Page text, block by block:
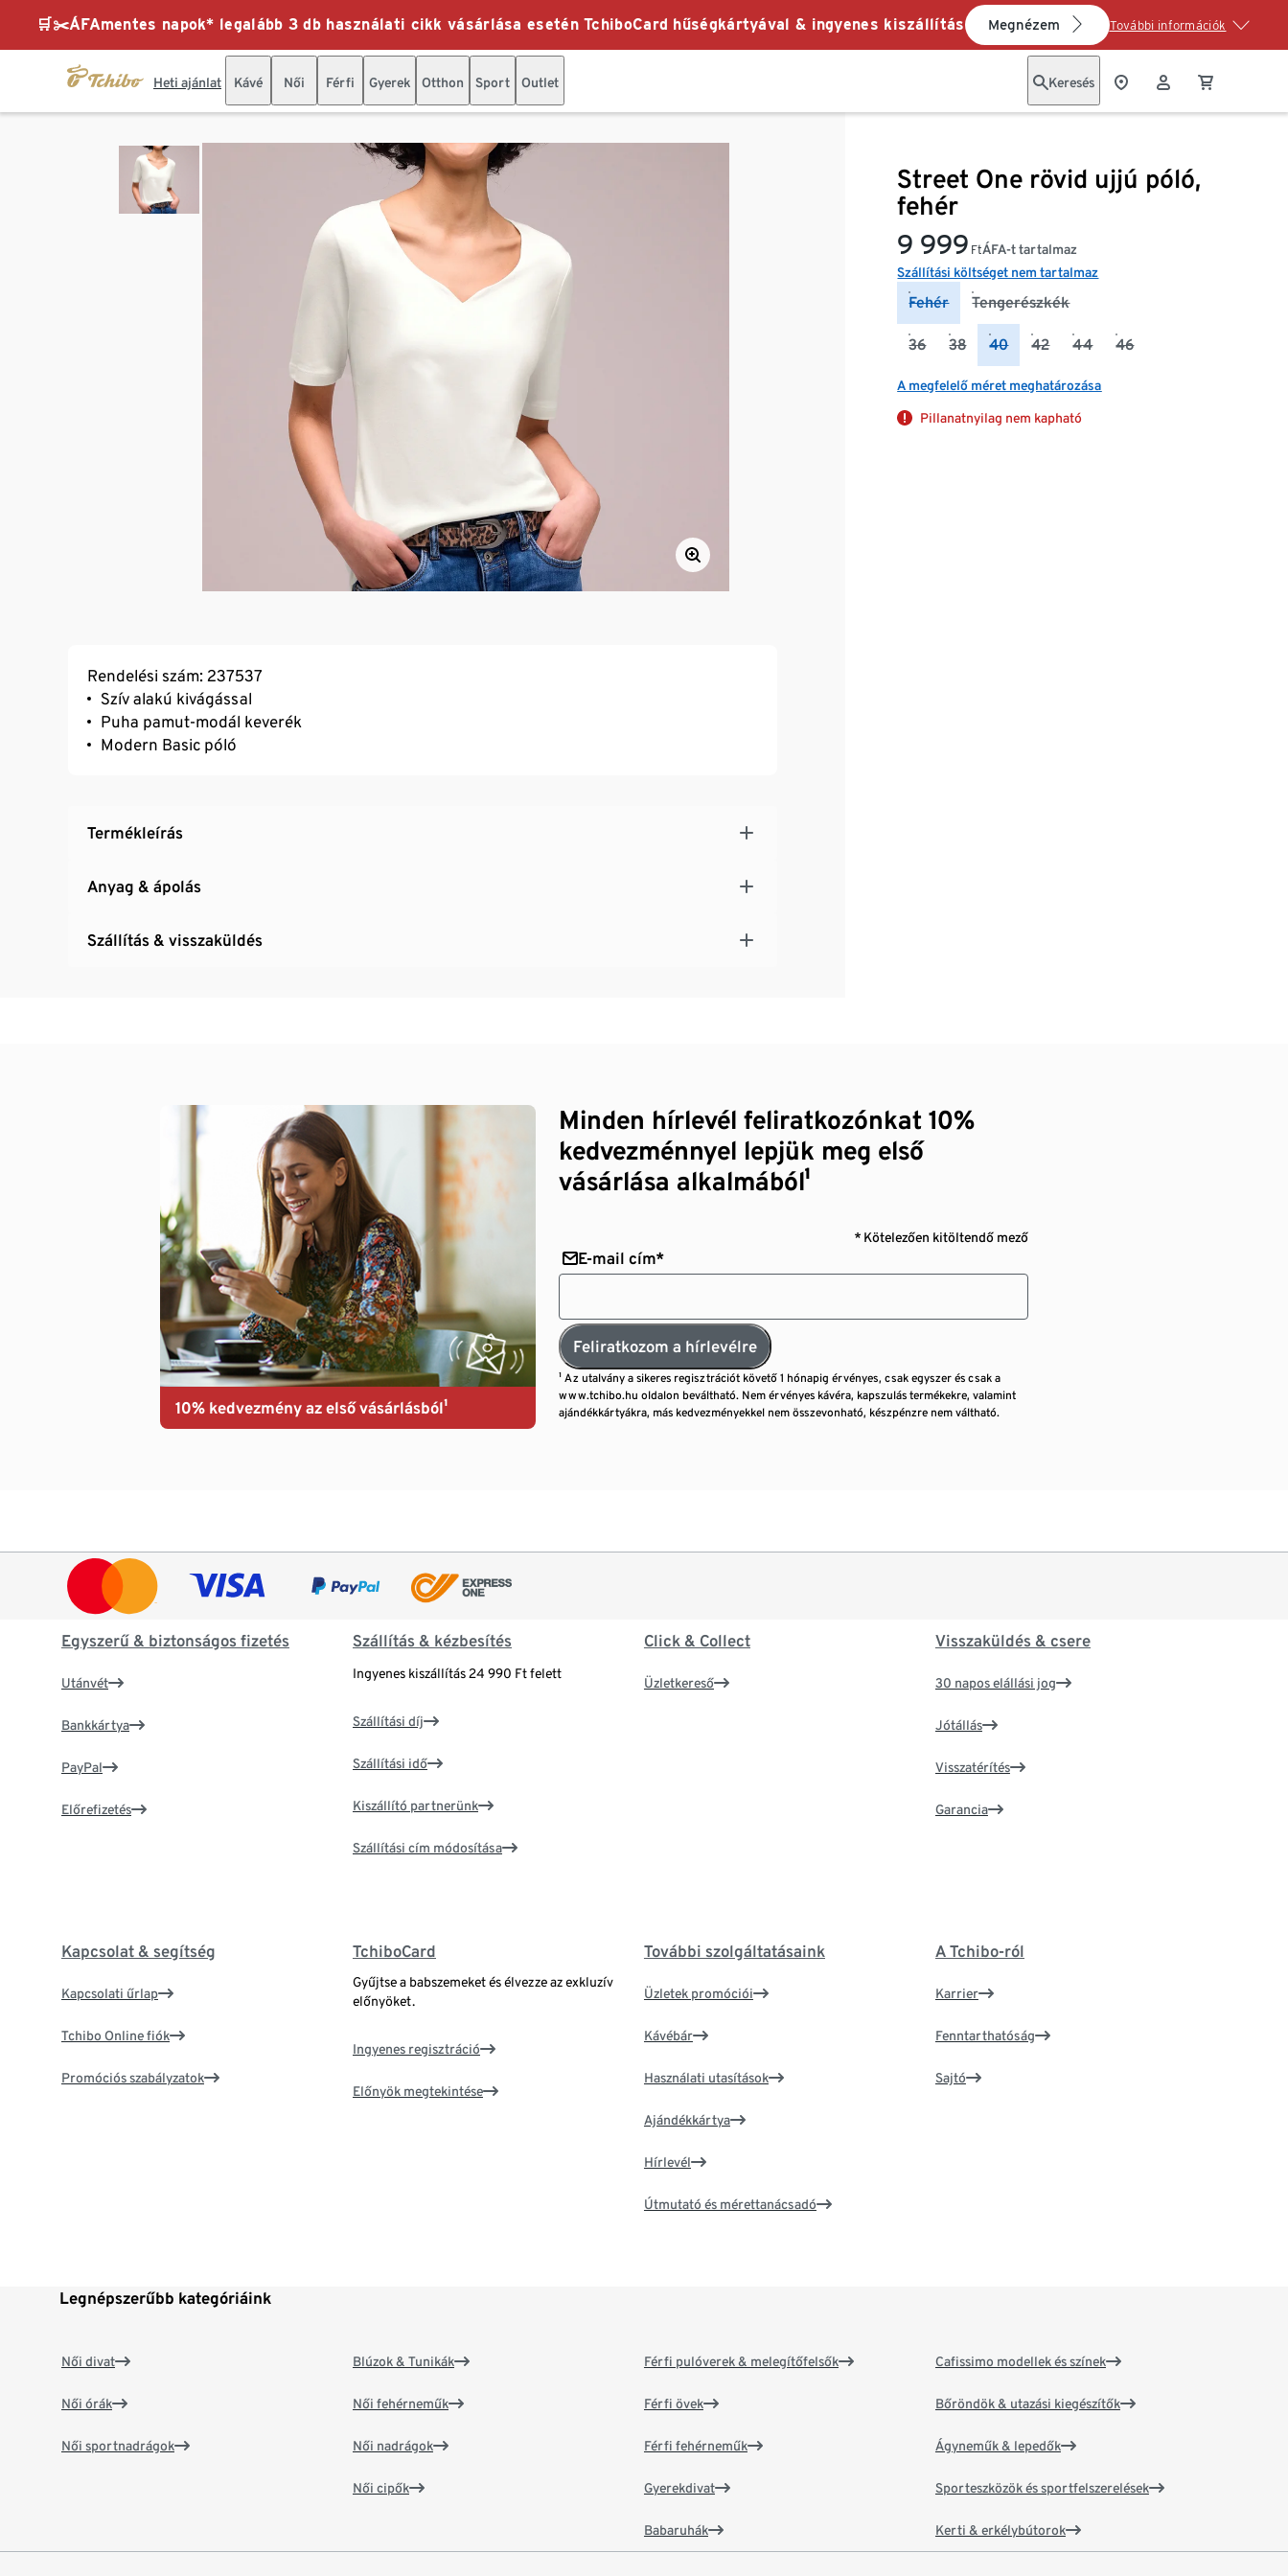
🛒✂️ÁFAmentes napok* legalább 3 db használati cikk vásárlása esetén TchiboCard hűségkártyával & ingyenes kiszállítás Megnézem További információk
Heti ajánlat Kávé Női Férfi Gyerek Otthon Sport Outlet Keresés
Street One rövid ujjú póló,
fehér
9 999 FtÁFA-t tartalmaz
Szállítási költséget nem tartalmaz
Fehér Tengerészkék
36 38 40 42 44 46
A megfelelő méret meghatározása
Pillanatnyilag nem kapható
Rendelési szám: 237537
Szív alakú kivágással
Puha pamut-modál keverék
Modern Basic póló
Termékleírás
Anyag & ápolás
Szállítás & visszaküldés
10% kedvezmény az első vásárlásból¹
Minden hírlevél feliratkozónkat 10%
kedvezménnyel lepjük meg első
vásárlása alkalmából¹
* Kötelezően kitöltendő mező
E-mail cím*
Feliratkozom a hírlevélre
¹ Az utalvány a sikeres regisztrációt követő 1 hónapig érvényes, csak egyszer és csak a
www.tchibo.hu oldalon beváltható. Nem érvényes kávéra, kapszulás termékekre, valamint
ajándékkártyákra, más kedvezményekkel nem összevonható, készpénzre nem váltható.
Egyszerű & biztonságos fizetés
Utánvét
Bankkártya
PayPal
Előrefizetés
Szállítás & kézbesítés
Ingyenes kiszállítás 24 990 Ft felett
Szállítási díj
Szállítási idő
Kiszállító partnerünk
Szállítási cím módosítása
Click & Collect
Üzletkereső
Visszaküldés & csere
30 napos elállási jog
Jótállás
Visszatérítés
Garancia
Kapcsolat & segítség
Kapcsolati űrlap
Tchibo Online fiók
Promóciós szabályzatok
TchiboCard
Gyűjtse a babszemeket és élvezze az exkluzív
előnyöket.
Ingyenes regisztráció
Előnyök megtekintése
További szolgáltatásaink
Üzletek promóciói
Kávébár
Használati utasítások
Ajándékkártya
Hírlevél
Útmutató és mérettanácsadó
A Tchibo-ról
Karrier
Fenntarthatóság
Sajtó
Legnépszerűbb kategóriáink
Női divat
Női órák
Női sportnadrágok
Blúzok & Tunikák
Női fehérneműk
Női nadrágok
Női cipők
Férfi pulóverek & melegítőfelsők
Férfi övek
Férfi fehérneműk
Gyerekdivat
Babaruhák
Cafissimo modellek és színek
Bőröndök & utazási kiegészítők
Ágyneműk & lepedők
Sporteszközök és sportfelszerelések
Kerti & erkélybútorok